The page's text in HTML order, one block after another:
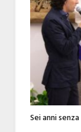
Sei anni